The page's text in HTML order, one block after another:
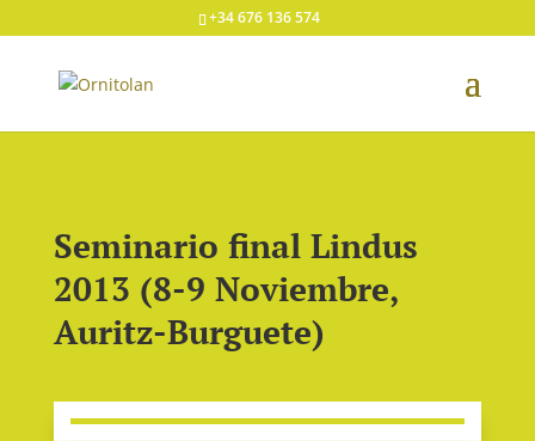
+34 676 136 574
Seminario final Lindus
2013 (8-9 Noviembre,
Auritz-Burguete)